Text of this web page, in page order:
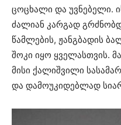
ცოცხალი და უვნებელი.
ძალიან კარგად
წამლების, ჟანგბადის
შოკი იყო ყველასთვის.
მისი ქალიშვილი
და დამოუკიდებლად